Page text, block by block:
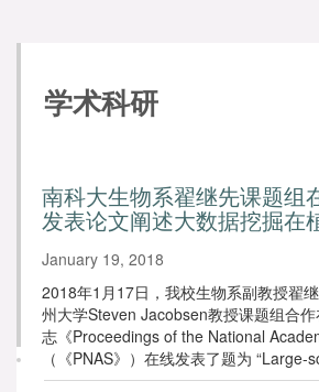
学术科研
南科大生物系翟继先课题组
发表论文阐述大数据挖掘在
January 19, 2018
2018年1月17日，我校生物系副教授翟
州大学Steven Jacobsen教授课题组合
志《Proceedings of the National
（《PNAS》）在线发表了题为
epigenomics reveals hierarchical